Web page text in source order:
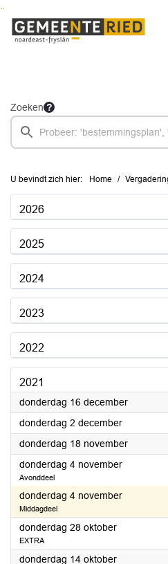
Zoeken
U bevindt zich hier: Home
2026
2025
2024
2023
2022
2021
donderdag 16 december2021
donderdag 2 december2021
donderdag 18 november2021
donderdag 4 november2021
Avonddeel
donderdag 4 november2021
Middagdeel
donderdag 28 oktober2021
EXTRA
donderdag 14 oktober2021